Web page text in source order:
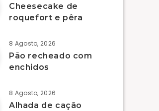
Cheesecake de
roquefort e pêra
8 Agosto, 2026
Pão recheado com
enchidos
8 Agosto, 2026
Alhada de cação